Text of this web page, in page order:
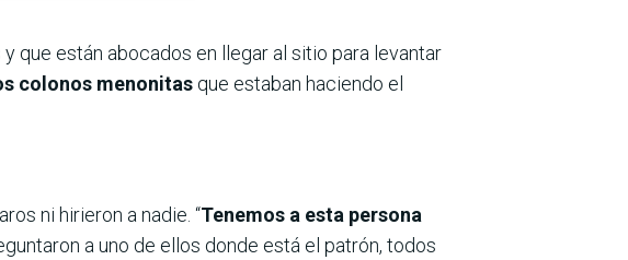
que están abocados en llegar al sitio para levantar
colonos menonitas que estaban haciendo el
ni hirieron a nadie. “Tenemos a esta persona
a uno de ellos donde está el patrón, todos